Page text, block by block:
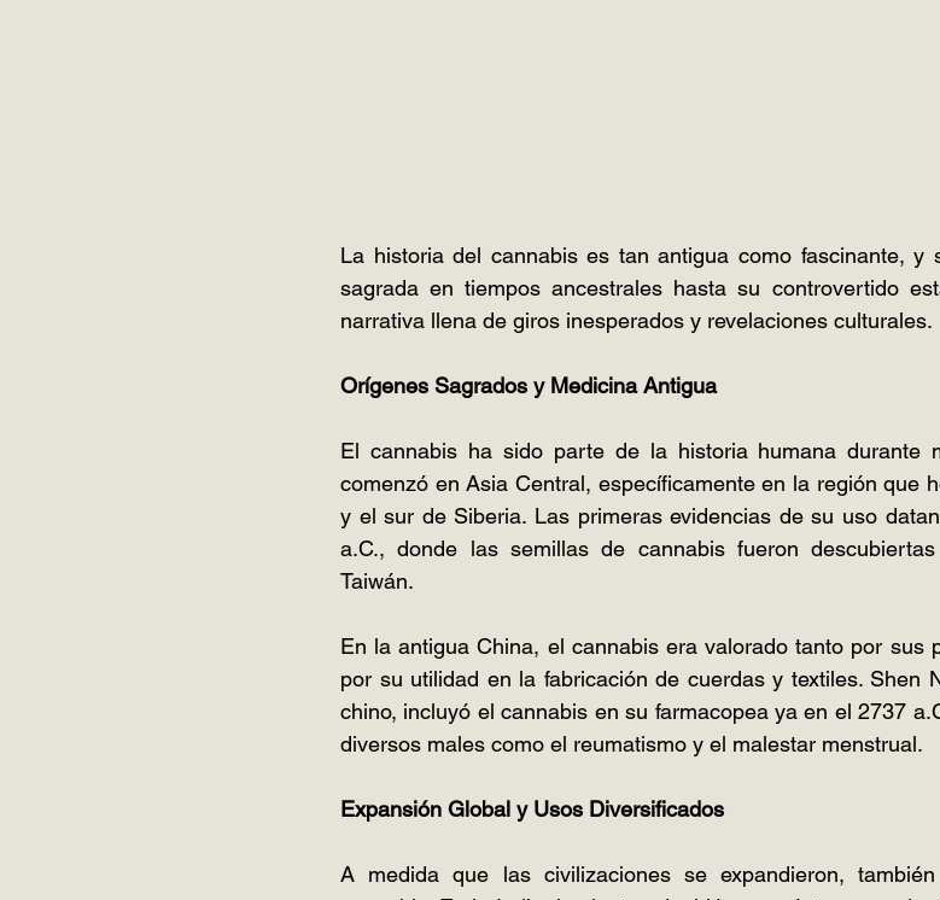
La historia del cannabis es tan antigua como fascinante, y
sagrada en tiempos ancestrales hasta su controvertido
narrativa llena de giros inesperados y revelaciones culturales.
Orígenes Sagrados y Medicina Antigua
El cannabis ha sido parte de la historia humana durante
comenzó en Asia Central, específicamente en la región que
y el sur de Siberia. Las primeras evidencias de su uso
a.C., donde las semillas de cannabis fueron
Taiwán.
En la antigua China, el cannabis era valorado tanto por sus
por su utilidad en la fabricación de cuerdas y textiles. Shen
chino, incluyó el cannabis en su farmacopea ya en el 2737
diversos males como el reumatismo y el malestar menstrual.
Expansión Global y Usos Diversificados
A medida que las civilizaciones se expandieron,